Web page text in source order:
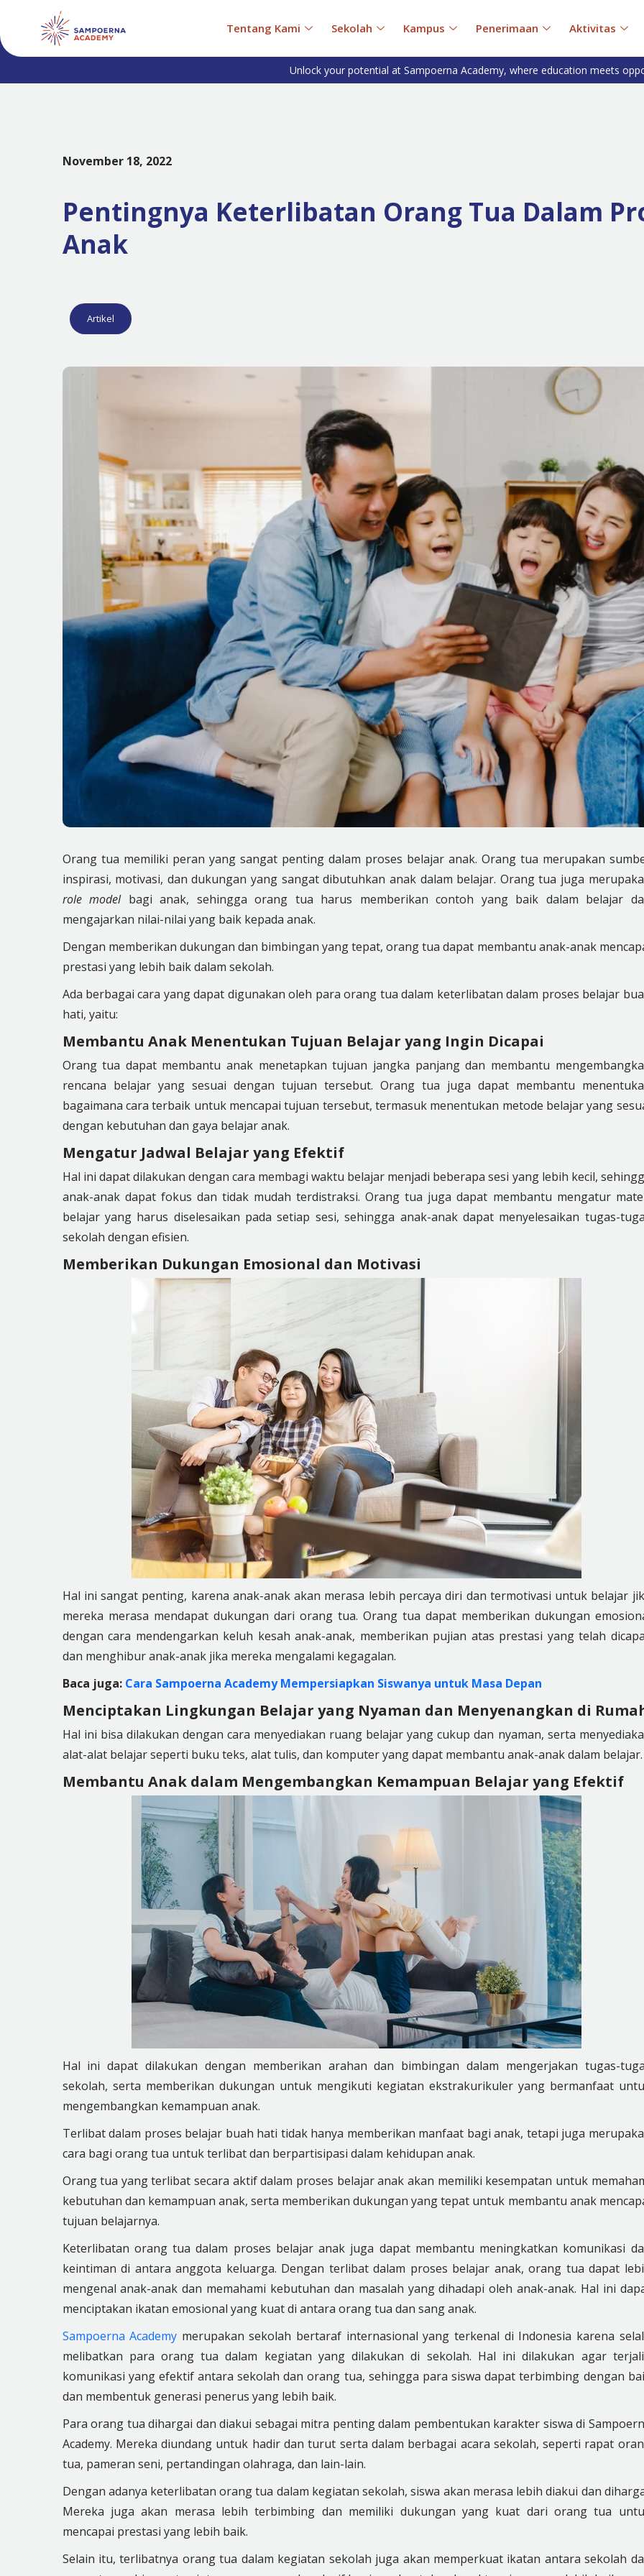
Tentang Kami Sekolah Kampus Penerimaan Aktivitas
Unlock your potential at Sampoerna Academy, where education meets
November 18, 2022
Pentingnya Keterlibatan Orang Tua Dalam
Anak
Artikel
Orang tua memiliki peran yang sangat penting dalam proses belajar anak. Orang tua merupakan
inspirasi, motivasi, dan dukungan yang sangat dibutuhkan anak dalam belajar. Orang tua juga
role modelbagi anak, sehingga orang tua harus memberikan contoh yang baik dalam belajar
mengajarkan nilai-nilai yang baik kepada anak.
Dengan memberikan dukungan dan bimbingan yang tepat, orang tua dapat membantu anak-anak
prestasi yang lebih baik dalam sekolah.
Ada berbagai cara yang dapat digunakan oleh para orang tua dalam keterlibatan dalam proses belajar
hati, yaitu:
Membantu Anak Menentukan Tujuan Belajar yang Ingin Dicapai
Orang tua dapat membantu anak menetapkan tujuan jangka panjang dan membantu
rencana belajar yang sesuai dengan tujuan tersebut. Orang tua juga dapat membantu
bagaimana cara terbaik untuk mencapai tujuan tersebut, termasuk menentukan metode belajar yang
dengan kebutuhan dan gaya belajar anak.
Mengatur Jadwal Belajar yang Efektif
Hal ini dapat dilakukan dengan cara membagi waktu belajar menjadi beberapa sesi yang lebih kecil,
anak-anak dapat fokus dan tidak mudah terdistraksi. Orang tua juga dapat membantu mengatur
belajar yang harus diselesaikan pada setiap sesi, sehingga anak-anak dapat menyelesaikan tugas-
sekolah dengan efisien.
Memberikan Dukungan Emosional dan Motivasi
Hal ini sangat penting, karena anak-anak akan merasa lebih percaya diri dan termotivasi untuk belajar
mereka merasa mendapat dukungan dari orang tua. Orang tua dapat memberikan dukungan
dengan cara mendengarkan keluh kesah anak-anak, memberikan pujian atas prestasi yang telah
dan menghibur anak-anak jika mereka mengalami kegagalan.
Baca juga: Cara Sampoerna Academy Mempersiapkan Siswanya untuk Masa Depan
Menciptakan Lingkungan Belajar yang Nyaman dan Menyenangkan di
Hal ini bisa dilakukan dengan cara menyediakan ruang belajar yang cukup dan nyaman, serta
alat-alat belajar seperti buku teks, alat tulis, dan komputer yang dapat membantu anak-anak dalam belajar.
Membantu Anak dalam Mengembangkan Kemampuan Belajar yang Efektif
Hal ini dapat dilakukan dengan memberikan arahan dan bimbingan dalam mengerjakan tugas-
sekolah, serta memberikan dukungan untuk mengikuti kegiatan ekstrakurikuler yang bermanfaat
mengembangkan kemampuan anak.
Terlibat dalam proses belajar buah hati tidak hanya memberikan manfaat bagi anak, tetapi juga
cara bagi orang tua untuk terlibat dan berpartisipasi dalam kehidupan anak.
Orang tua yang terlibat secara aktif dalam proses belajar anak akan memiliki kesempatan untuk
kebutuhan dan kemampuan anak, serta memberikan dukungan yang tepat untuk membantu anak
tujuan belajarnya.
Keterlibatan orang tua dalam proses belajar anak juga dapat membantu meningkatkan komunikasi
keintiman di antara anggota keluarga. Dengan terlibat dalam proses belajar anak, orang tua dapat
mengenal anak-anak dan memahami kebutuhan dan masalah yang dihadapi oleh anak-anak. Hal ini
menciptakan ikatan emosional yang kuat di antara orang tua dan sang anak.
Sampoerna Academy merupakan sekolah bertaraf internasional yang terkenal di Indonesia karena
melibatkan para orang tua dalam kegiatan yang dilakukan di sekolah. Hal ini dilakukan agar
komunikasi yang efektif antara sekolah dan orang tua, sehingga para siswa dapat terbimbing dengan
dan membentuk generasi penerus yang lebih baik.
Para orang tua dihargai dan diakui sebagai mitra penting dalam pembentukan karakter siswa di
Academy. Mereka diundang untuk hadir dan turut serta dalam berbagai acara sekolah, seperti rapat
tua, pameran seni, pertandingan olahraga, dan lain-lain.
Dengan adanya keterlibatan orang tua dalam kegiatan sekolah, siswa akan merasa lebih diakui dan
Mereka juga akan merasa lebih terbimbing dan memiliki dukungan yang kuat dari orang tua
mencapai prestasi yang lebih baik.
Selain itu, terlibatnya orang tua dalam kegiatan sekolah juga akan memperkuat ikatan antara sekolah